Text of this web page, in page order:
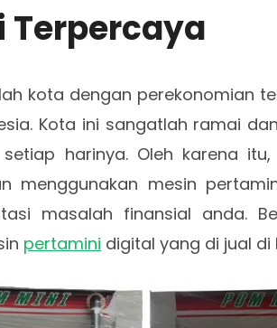
kota dengan perekonomian
Kota ini sangatlah ramai
harinya. Oleh karena
menggunakan mesin
masalah finansial anda.
pertamini digital yang di jual di